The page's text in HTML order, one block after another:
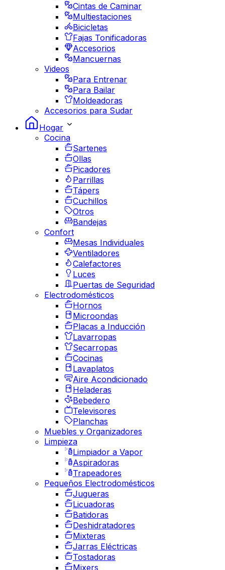
Cintas de Caminar
Multiestaciones
Bicicletas
Fajas Tonificadoras
Accesorios
Mancuernas
Videos
Para Entrenar
Para Bailar
Moldeadoras
Accesorios para Sudar
Hogar
Cocina
Sartenes
Ollas
Picadores
Parrillas
Tápers
Cuchillos
Otros
Bandejas
Confort
Mesas Individuales
Ventiladores
Calefactores
Luces
Puertas de Seguridad
Electrodomésticos
Hornos
Microondas
Placas a Inducción
Lavarropas
Secarropas
Cocinas
Lavaplatos
Aire Acondicionado
Heladeras
Bebedero
Televisores
Planchas
Muebles y Organizadores
Limpieza
Limpiador a Vapor
Aspiradoras
Trapeadores
Pequeños Electrodomésticos
Jugueras
Licuadoras
Batidoras
Deshidratadores
Mixteras
Jarras Eléctricas
Tostadoras
Mixers